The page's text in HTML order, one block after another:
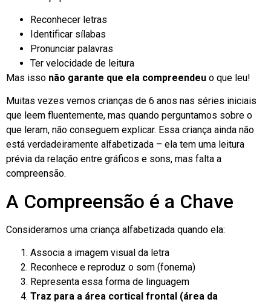
Reconhecer letras
Identificar sílabas
Pronunciar palavras
Ter velocidade de leitura
Mas isso não garante que ela compreendeu o que leu!
Muitas vezes vemos crianças de 6 anos nas séries iniciais
que leem fluentemente, mas quando perguntamos sobre o
que leram, não conseguem explicar. Essa criança ainda não
está verdadeiramente alfabetizada – ela tem uma leitura
prévia da relação entre gráficos e sons, mas falta a
compreensão.
A Compreensão é a Chave
Consideramos uma criança alfabetizada quando ela:
Associa a imagem visual da letra
Reconhece e reproduz o som (fonema)
Representa essa forma de linguagem
Traz para a área cortical frontal (área da